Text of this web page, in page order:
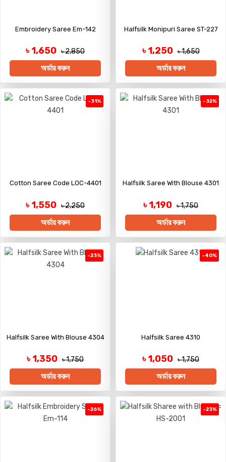
Embroidery Saree Em-142
৳ 1,650 ৳ 2,850
অর্ডার করুন
Halfsilk Monipuri Saree ST-227
৳ 1,250 ৳ 1,650
অর্ডার করুন
-31%
Cotton Saree Code LOC-4401
৳ 1,550 ৳ 2,250
অর্ডার করুন
-32%
Halfsilk Saree With Blouse 4301
৳ 1,190 ৳ 1,750
অর্ডার করুন
-23%
Halfsilk Saree With Blouse 4304
৳ 1,350 ৳ 1,750
অর্ডার করুন
-40%
Halfsilk Saree 4310
৳ 1,050 ৳ 1,750
অর্ডার করুন
-26% -23%